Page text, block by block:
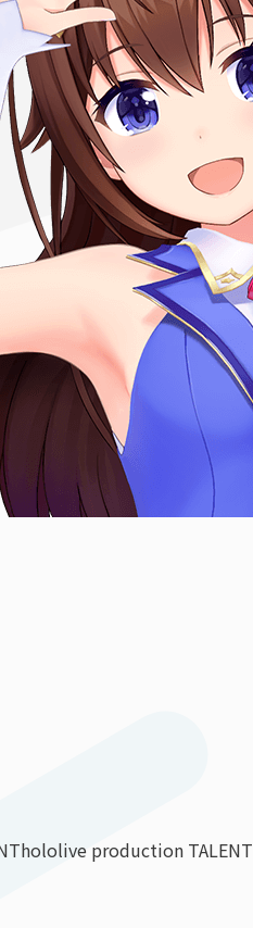
hololive production TALENT